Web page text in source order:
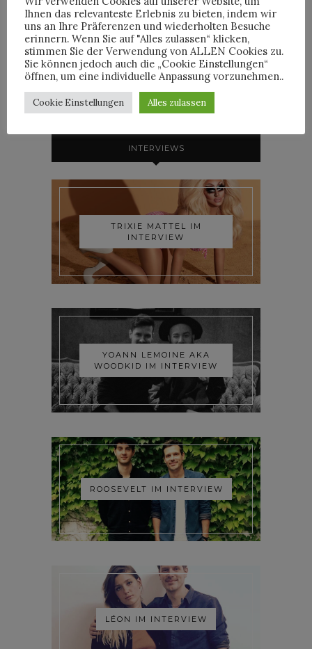
HORST
INTERVIEWS
TRIXIE MATTEL IM
INTERVIEW
YOANN LEMOINE AKA
WOODKID IM INTERVIEW
ROOSEVELT IM INTERVIEW
LÉON IM INTERVIEW
Ihnen das relevanteste Erlebnis zu bieten, indem wir
uns an Ihre Präferenzen und wiederholten Besuche
erinnern. Wenn Sie auf "Alles zulassen“ klicken,
stimmen Sie der Verwendung von ALLEN Cookies zu.
Sie können jedoch auch die „Cookie Einstellungen“
öffnen, um eine individuelle Anpassung vorzunehmen..
Cookie Einstellungen Alles zulassen